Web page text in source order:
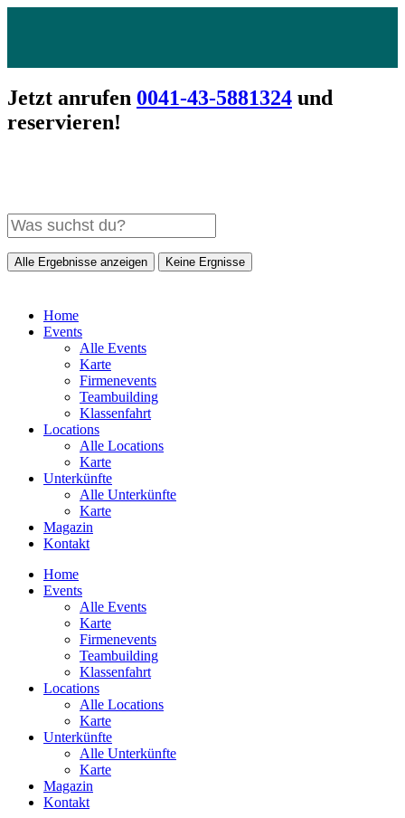
Jetzt anrufen 0041-43-5881324 und
reservieren!
Alle Ergebnisse anzeigen Keine Ergnisse
Home
Events
Alle Events
Karte
Firmenevents
Teambuilding
Klassenfahrt
Locations
Alle Locations
Karte
Unterkünfte
Alle Unterkünfte
Karte
Magazin
Kontakt
Home
Events
Alle Events
Karte
Firmenevents
Teambuilding
Klassenfahrt
Locations
Alle Locations
Karte
Unterkünfte
Alle Unterkünfte
Karte
Magazin
Kontakt